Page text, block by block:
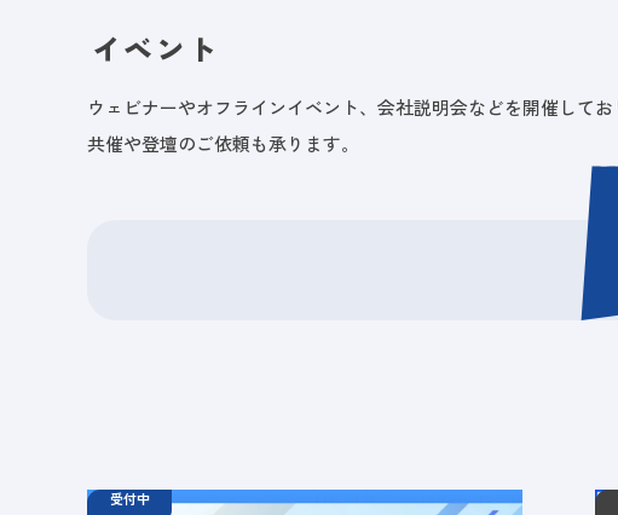
イベント
ウェビナーやオフラインイベント、会社説明会などを開催してお
共催や登壇のご依頼も承ります。
受付中
ウェビナー 08.19 水 11:00 - 12:00 ウ